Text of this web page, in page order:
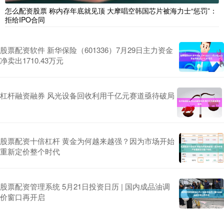
怎么配资股票 称内存年底就见顶 大摩唱空韩国芯片被海力士“惩罚”：
拒给IPO合同
股票配资软件 新华保险（601336）7月29日主力资金
净卖出1710.43万元
杠杆融资融券 风光设备回收利用千亿元赛道亟待破局
股票配资十倍杠杆 黄金为何越来越强？因为市场开始
重新定价整个时代
股票配资管理系统 5月21日投资日历 | 国内成品油调
价窗口再开启